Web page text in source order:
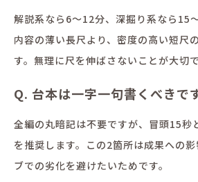
解説系なら6〜12分、深掘り系なら15
内容の薄い長尺より、密度の高い短尺
す。無理に尺を伸ばさないことが大切で
Q. 台本は一字一句書くべきで
全編の丸暗記は不要ですが、冒頭15秒
を推奨します。この2箇所は成果への
ブでの劣化を避けたいためです。